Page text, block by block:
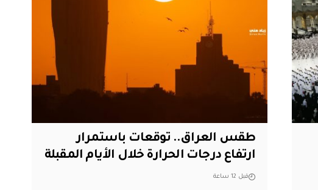
طقس العراق.. توقعات باستمرار
ارتفاع درجات الحرارة خلال الأيام المقبلة
قبل 12 ساعة